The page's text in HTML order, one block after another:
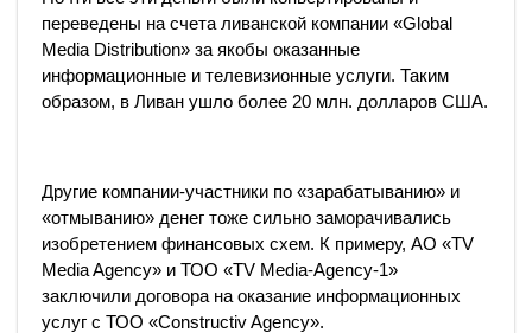
переведены на счета ливанской компании «Global
Media Distribution» за якобы оказанные
информационные и телевизионные услуги. Таким
образом, в Ливан ушло более 20 млн. долларов США.
Другие компании-участники по «зарабатыванию» и
«отмыванию» денег тоже сильно заморачивались
изобретением финансовых схем. К примеру, АО «TV
Media Agency» и ТОО «TV Media-Agency-1»
заключили договора на оказание информационных
услуг с ТОО «Constructiv Agency».